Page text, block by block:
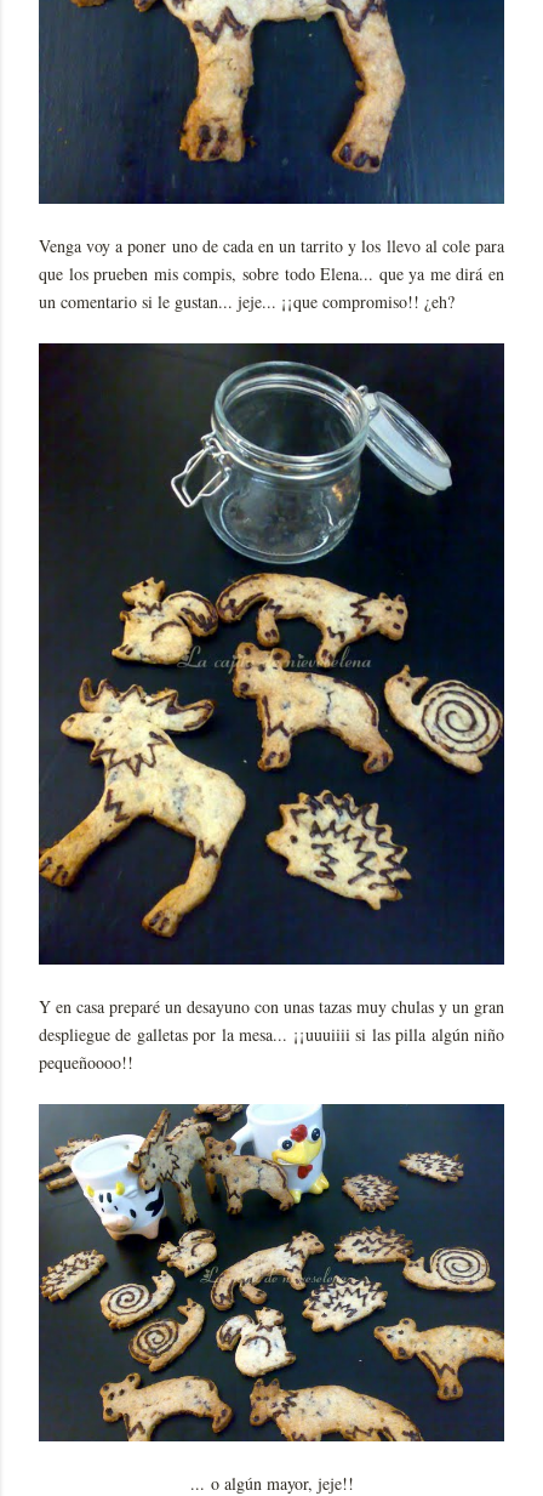
Venga voy a poner uno de cada en un tarrito y los llevo al cole para
que los prueben mis compis, sobre todo Elena... que ya me dirá en
un comentario si le gustan... jeje... ¡¡que compromiso!! ¿eh?
Y en casa preparé un desayuno con unas tazas muy chulas y un gran
despliegue de galletas por la mesa... ¡¡uuuiiii si las pilla algún niño
pequeñoooo!!
... o algún mayor, jeje!!